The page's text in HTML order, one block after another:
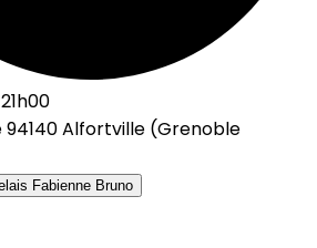
94140 Alfortville (Grenoble
Fabienne Bruno